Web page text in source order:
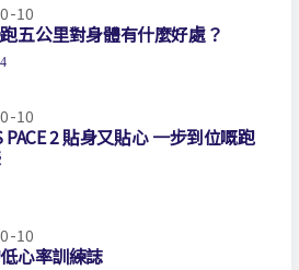
10
五公里對身體有什麼好處？
10
PACE 2 貼身又貼心 一步到位嘅跑
10
心率訓練誌